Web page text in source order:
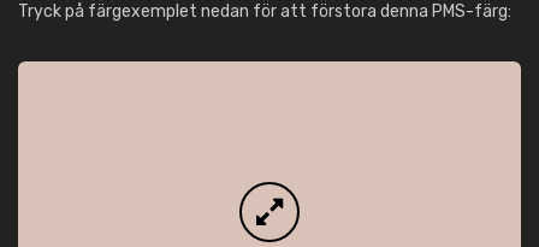
Tryck på färgexemplet nedan för att förstora denna PMS-färg: